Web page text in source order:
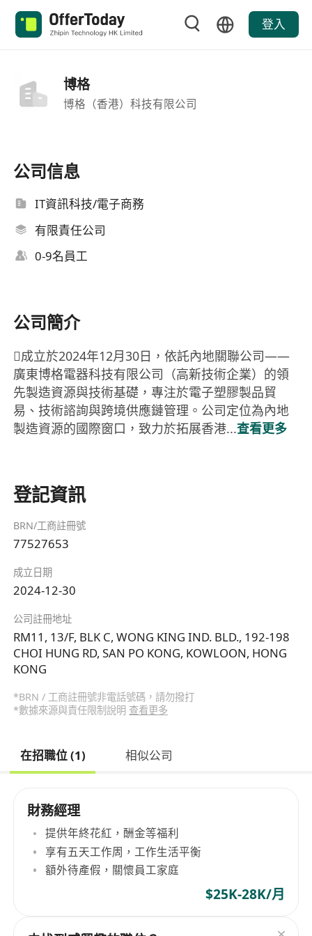
登入
博格
博格（香港）科技有限公司
公司信息
IT資訊科技/電子商務
有限責任公司
0-9名員工
公司簡介
成立於2024年12月30日，依託內地關聯公司——
廣東博格電器科技有限公司（高新技術企業）的領
先製造資源與技術基礎，專注於電子塑膠製品貿
易、技術諮詢與跨境供應鏈管理。公司定位為內地
製造資源的國際窗口，致力於拓展香港...查看更多
登記資訊
BRN/工商註冊號
77527653
成立日期
2024-12-30
公司註冊地址
RM11, 13/F, BLK C, WONG KING IND. BLD., 192-198
CHOI HUNG RD, SAN PO KONG, KOWLOON, HONG
KONG
*BRN / 工商註冊號非電話號碼，請勿撥打
*數據來源與責任限制說明 查看更多
在招職位 (1) 相似公司
財務經理
提供年終花紅，酬金等福利
享有五天工作周，工作生活平衡
額外待產假，關懷員工家庭
$25K-28K/月